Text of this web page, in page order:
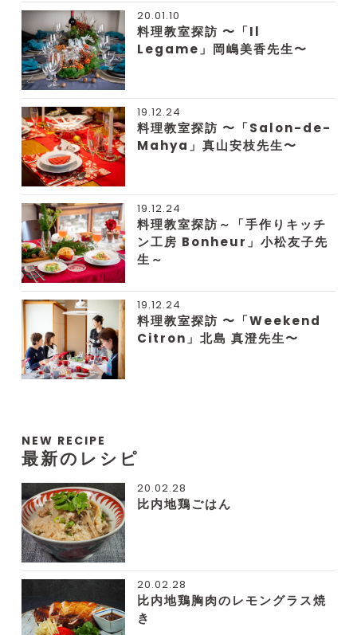
20.01.10
料理教室探訪 〜「Il
Legame」岡嶋美香先生〜
19.12.24
料理教室探訪 〜「Salon-de-
Mahya」真山安枝先生〜
19.12.24
料理教室探訪～「手作りキッチ
ン工房 Bonheur」小松友子先
生～
19.12.24
料理教室探訪 〜「Weekend
Citron」北島 真澄先生〜
NEW RECIPE
最新のレシピ
20.02.28
比内地鶏ごはん
20.02.28
比内地鶏胸肉のレモングラス焼
き